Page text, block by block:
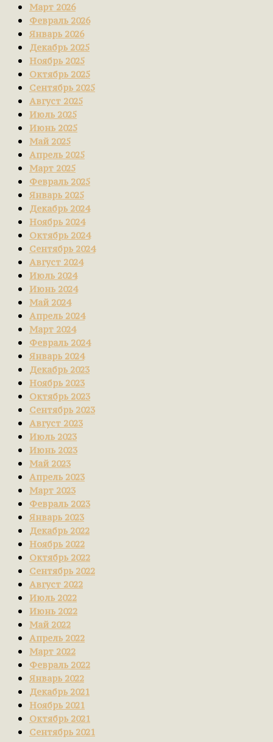
Март 2026
Февраль 2026
Январь 2026
Декабрь 2025
Ноябрь 2025
Октябрь 2025
Сентябрь 2025
Август 2025
Июль 2025
Июнь 2025
Май 2025
Апрель 2025
Март 2025
Февраль 2025
Январь 2025
Декабрь 2024
Ноябрь 2024
Октябрь 2024
Сентябрь 2024
Август 2024
Июль 2024
Июнь 2024
Май 2024
Апрель 2024
Март 2024
Февраль 2024
Январь 2024
Декабрь 2023
Ноябрь 2023
Октябрь 2023
Сентябрь 2023
Август 2023
Июль 2023
Июнь 2023
Май 2023
Апрель 2023
Март 2023
Февраль 2023
Январь 2023
Декабрь 2022
Ноябрь 2022
Октябрь 2022
Сентябрь 2022
Август 2022
Июль 2022
Июнь 2022
Май 2022
Апрель 2022
Март 2022
Февраль 2022
Январь 2022
Декабрь 2021
Ноябрь 2021
Октябрь 2021
Сентябрь 2021